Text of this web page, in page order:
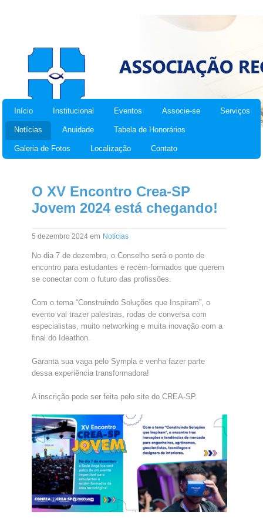
Início Institucional Eventos Associe-se Serviços
Notícias Anuidade Tabela de Honorários
Galeria de Fotos Localização Contato
O XV Encontro Crea-SP
Jovem 2024 está chegando!
5 dezembro 2024 em Notícias
No dia 7 de dezembro, o Conselho será o ponto de
encontro para estudantes e recém-formados que querem
se conectar com o futuro das profissões.
Com o tema “Construindo Soluções que Inspiram”, o
evento vai trazer palestras, rodas de conversa com
especialistas, muito networking e muita inovação com a
final do Ideathon.
Garanta sua vaga pelo Sympla e venha fazer parte
dessa experiência transformadora!
A inscrição pode ser feita pelo site do CREA-SP.